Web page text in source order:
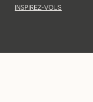
INSPIREZ-VOUS